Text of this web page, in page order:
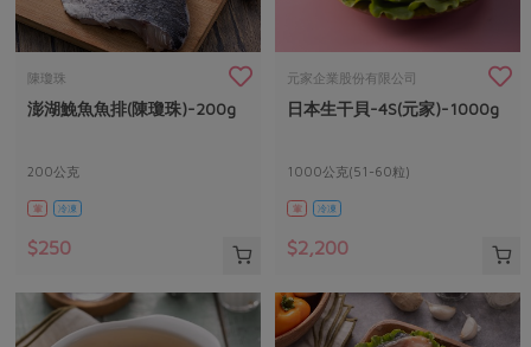
日用品
素食專區
樂齡友善
異國料理
年菜食譜
高麗菜海鮮煎餅
把最好的台灣味帶回家！
綠主張月刊
媒體報導
地區活動
活動報下載
陳瓊珠
澎湖鮸魚魚排(陳瓊珠)-200g
200公克
葷 冷凍
$250
元家企業股份有限公司
日本生干貝-4S(元家)-1000g
1000公克(51-60粒)
葷 冷凍
$2,200